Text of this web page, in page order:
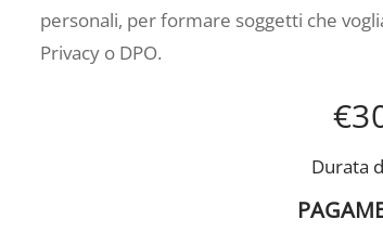
personali, per formare soggetti che
Privacy o DPO.
€
Durata